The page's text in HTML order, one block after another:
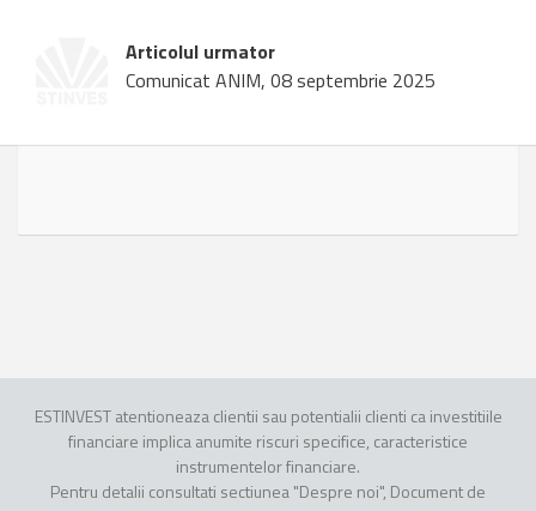
Articolul urmator
Comunicat ANIM, 08 septembrie 2025
ESTINVEST atentioneaza clientii sau potentialii clienti ca investitiile
financiare implica anumite riscuri specifice, caracteristice
instrumentelor financiare.
Pentru detalii consultati sectiunea "Despre noi", Document de